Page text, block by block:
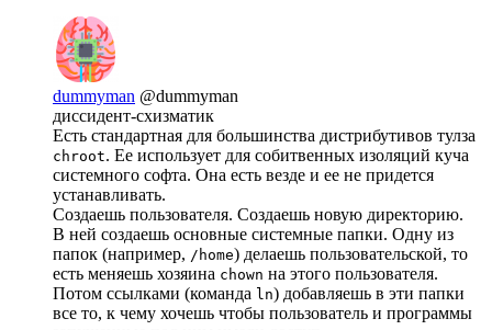
dummyman @dummyman
диссидент-схизматик
Есть стандартная для большинства дистрибутивов тулза
chroot. Ее использует для собитвенных изоляций куча
системного софта. Она есть везде и ее не придется
устанавливать.
Создаешь пользователя. Создаешь новую директорию.
В ней создаешь основные системные папки. Одну из
папок (например, /home) делаешь пользовательской, то
есть меняешь хозяина chown на этого пользователя.
Потом ссылками (команда ln) добавляешь в эти папки
все то, к чему хочешь чтобы пользователь и программы